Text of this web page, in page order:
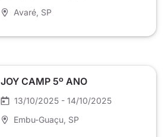
Avaré , SP
JOY CAMP 5º ANO
13/10/2025 - 14/10/2025
Embu-Guaçu , SP